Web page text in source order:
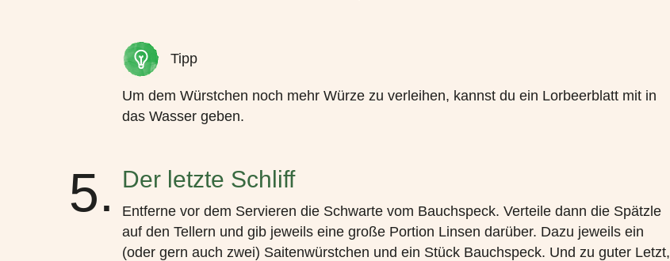
Tipp
Um dem Würstchen noch mehr Würze zu verleihen, kannst du ein Lorbeerblatt mit in
das Wasser geben.
5. Der letzte Schliff
Entferne vor dem Servieren die Schwarte vom Bauchspeck. Verteile dann die Spätzle
auf den Tellern und gib jeweils eine große Portion Linsen darüber. Dazu jeweils ein
(oder gern auch zwei) Saitenwürstchen und ein Stück Bauchspeck. Und zu guter Letzt,